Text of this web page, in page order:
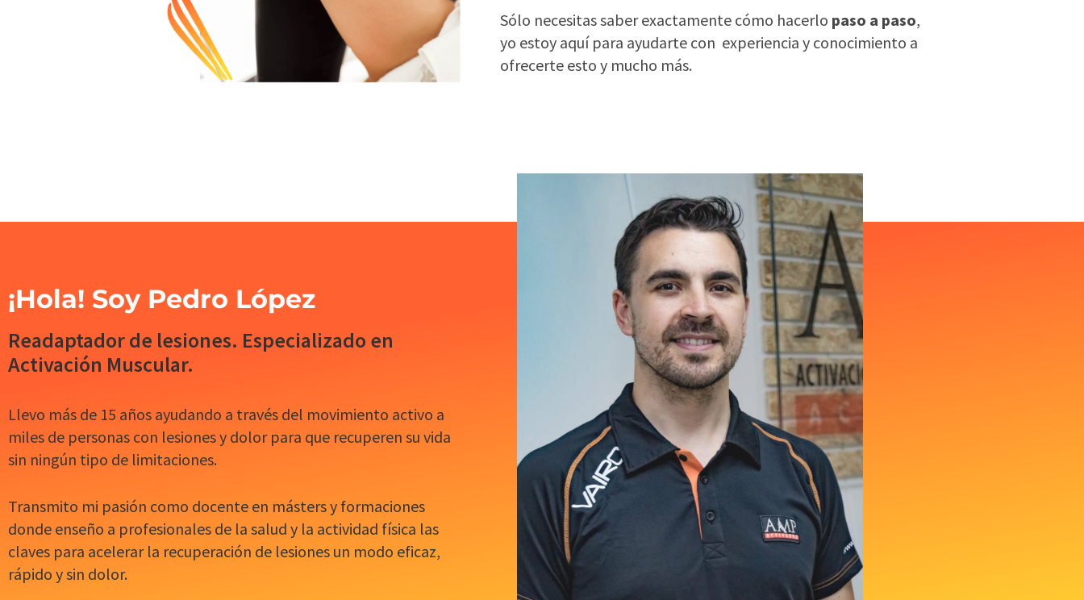
Sólo necesitas saber exactamente cómo hacerlo paso a paso,
yo estoy aquí para ayudarte con experiencia y conocimiento a
ofrecerte esto y mucho más.
¡Hola! Soy Pedro López
Readaptador de lesiones. Especializado en
Activación Muscular.
Llevo más de 15 años ayudando a través del movimiento activo a
miles de personas con lesiones y dolor para que recuperen su vida
sin ningún tipo de limitaciones.
Transmito mi pasión como docente en másters y formaciones
donde enseño a profesionales de la salud y la actividad física las
claves para acelerar la recuperación de lesiones un modo eficaz,
rápido y sin dolor.